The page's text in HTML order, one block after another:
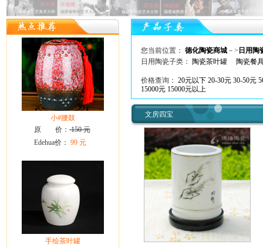
小#腰鼓
原 价： 150 元
Edehua价： 99 元
手绘茶叶罐
您当前位置： 德化陶瓷商城－> 日用陶
日用陶瓷子类：
陶瓷茶叶罐 陶瓷餐
价格查询： 20元以下 20-30元 30-50元
15000元 15000元以上
文房四宝